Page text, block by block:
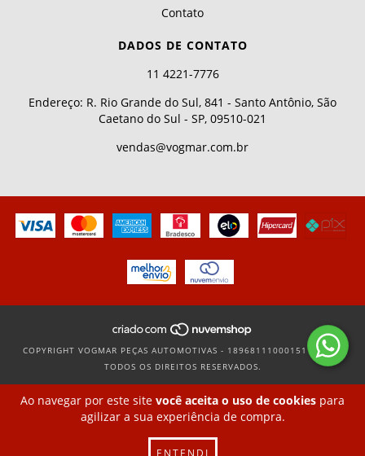
Ao navegar por este site você aceita o uso de cookies para
agilizar a sua experiência de compra.
ENTENDI
Contato
DADOS DE CONTATO
11 4221-7776
Endereço: R. Rio Grande do Sul, 841 - Santo Antônio, São
Caetano do Sul - SP, 09510-021
vendas@vogmar.com.br
COPYRIGHT VOGMAR PEÇAS AUTOMOTIVAS - 18968111000151 - 2026.
TODOS OS DIREITOS RESERVADOS.